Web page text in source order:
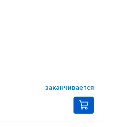
заканчивается